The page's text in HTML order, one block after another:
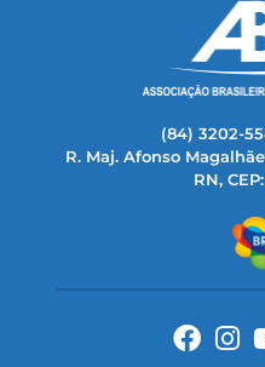
(84) 3202-
R. Maj. Afonso
RN,